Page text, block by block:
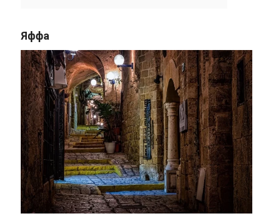
Яффа